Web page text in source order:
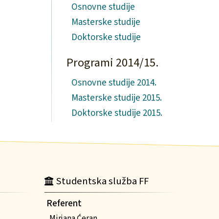
Osnovne studije
Masterske studije
Doktorske studije
Programi 2014/15.
Osnovne studije 2014.
Masterske studije 2015.
Doktorske studije 2015.
Studentska služba FF
Referent